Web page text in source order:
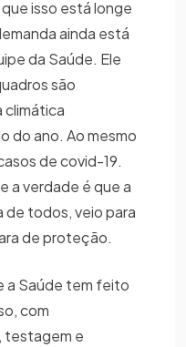
isso está longe
ainda está
da Saúde. Ele
são
climática
do ano. Ao mesmo
de covid-19.
a verdade é que a
de todos, veio para
de proteção.
a Saúde tem feito
com
testagem e